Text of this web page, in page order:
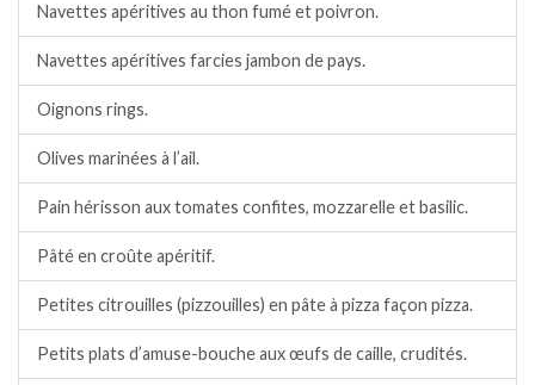
Navettes apéritives au thon fumé et poivron.
Navettes apéritives farcies jambon de pays.
Oignons rings.
Olives marinées à l’ail.
Pain hérisson aux tomates confites, mozzarelle et basilic.
Pâté en croûte apéritif.
Petites citrouilles (pizzouilles) en pâte à pizza façon pizza.
Petits plats d’amuse-bouche aux œufs de caille, crudités.